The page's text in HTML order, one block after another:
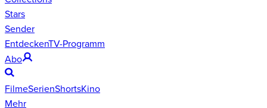
Stars
Sender
EntdeckenTV-Programm
Abo
FilmeSerienShortsKino
Mehr